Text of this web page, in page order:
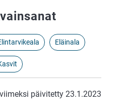
Eläinala
päivitetty 23.1.2023